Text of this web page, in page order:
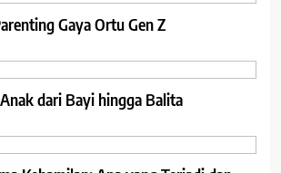
Gaya Ortu Gen Z
dari Bayi hingga Balita